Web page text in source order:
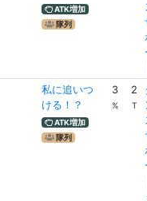
ATK増加
隊列
私に追いつ
ける！？
ATK増加
隊列
3
%
2
T